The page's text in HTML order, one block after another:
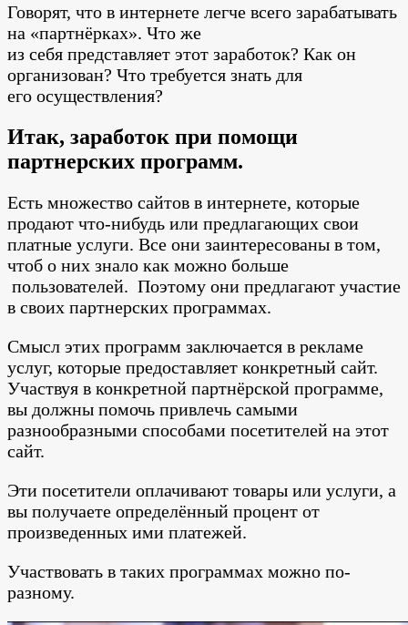
Говорят, что в интернете легче всего зарабатывать
на «партнёрках». Что же
из себя представляет этот заработок? Как он
организован? Что требуется знать для
его осуществления?
Итак, заработок при помощи
партнерских программ.
Есть множество сайтов в интернете, которые
продают что-нибудь или предлагающих свои
платные услуги. Все они заинтересованы в том,
чтоб о них знало как можно больше
пользователей. Поэтому они предлагают участие
в своих партнерских программах.
Смысл этих программ заключается в рекламе
услуг, которые предоставляет конкретный сайт.
Участвуя в конкретной партнёрской программе,
вы должны помочь привлечь самыми
разнообразными способами посетителей на этот
сайт.
Эти посетители оплачивают товары или услуги, а
вы получаете определённый процент от
произведенных ими платежей.
Участвовать в таких программах можно по-
разному.